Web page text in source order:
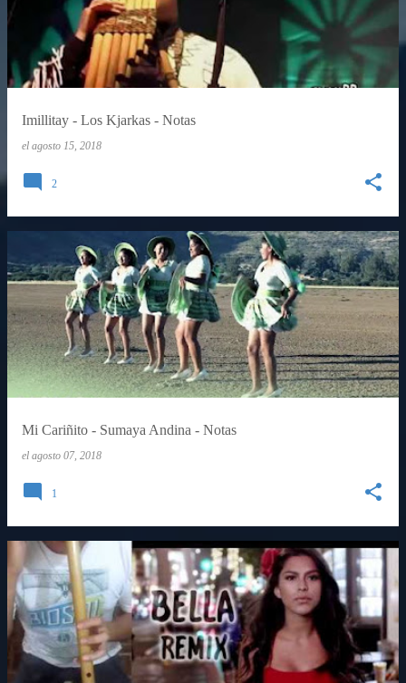
Imillitay - Los Kjarkas - Notas
el agosto 15, 2018
2
Mi Cariñito - Sumaya Andina - Notas
el agosto 07, 2018
1